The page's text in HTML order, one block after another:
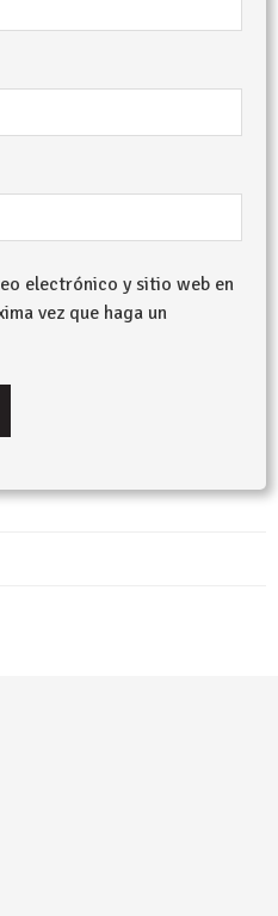
electrónico y sitio web en
vez que haga un